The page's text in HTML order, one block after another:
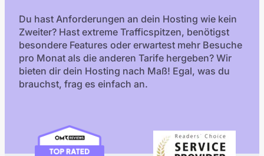
Du hast Anforderungen an dein Hosting wie kein
Zweiter? Hast extreme Trafficspitzen, benötigst
besondere Features oder erwartest mehr Besuche
pro Monat als die anderen Tarife hergeben? Wir
bieten dir dein Hosting nach Maß! Egal, was du
brauchst, frag es einfach an.